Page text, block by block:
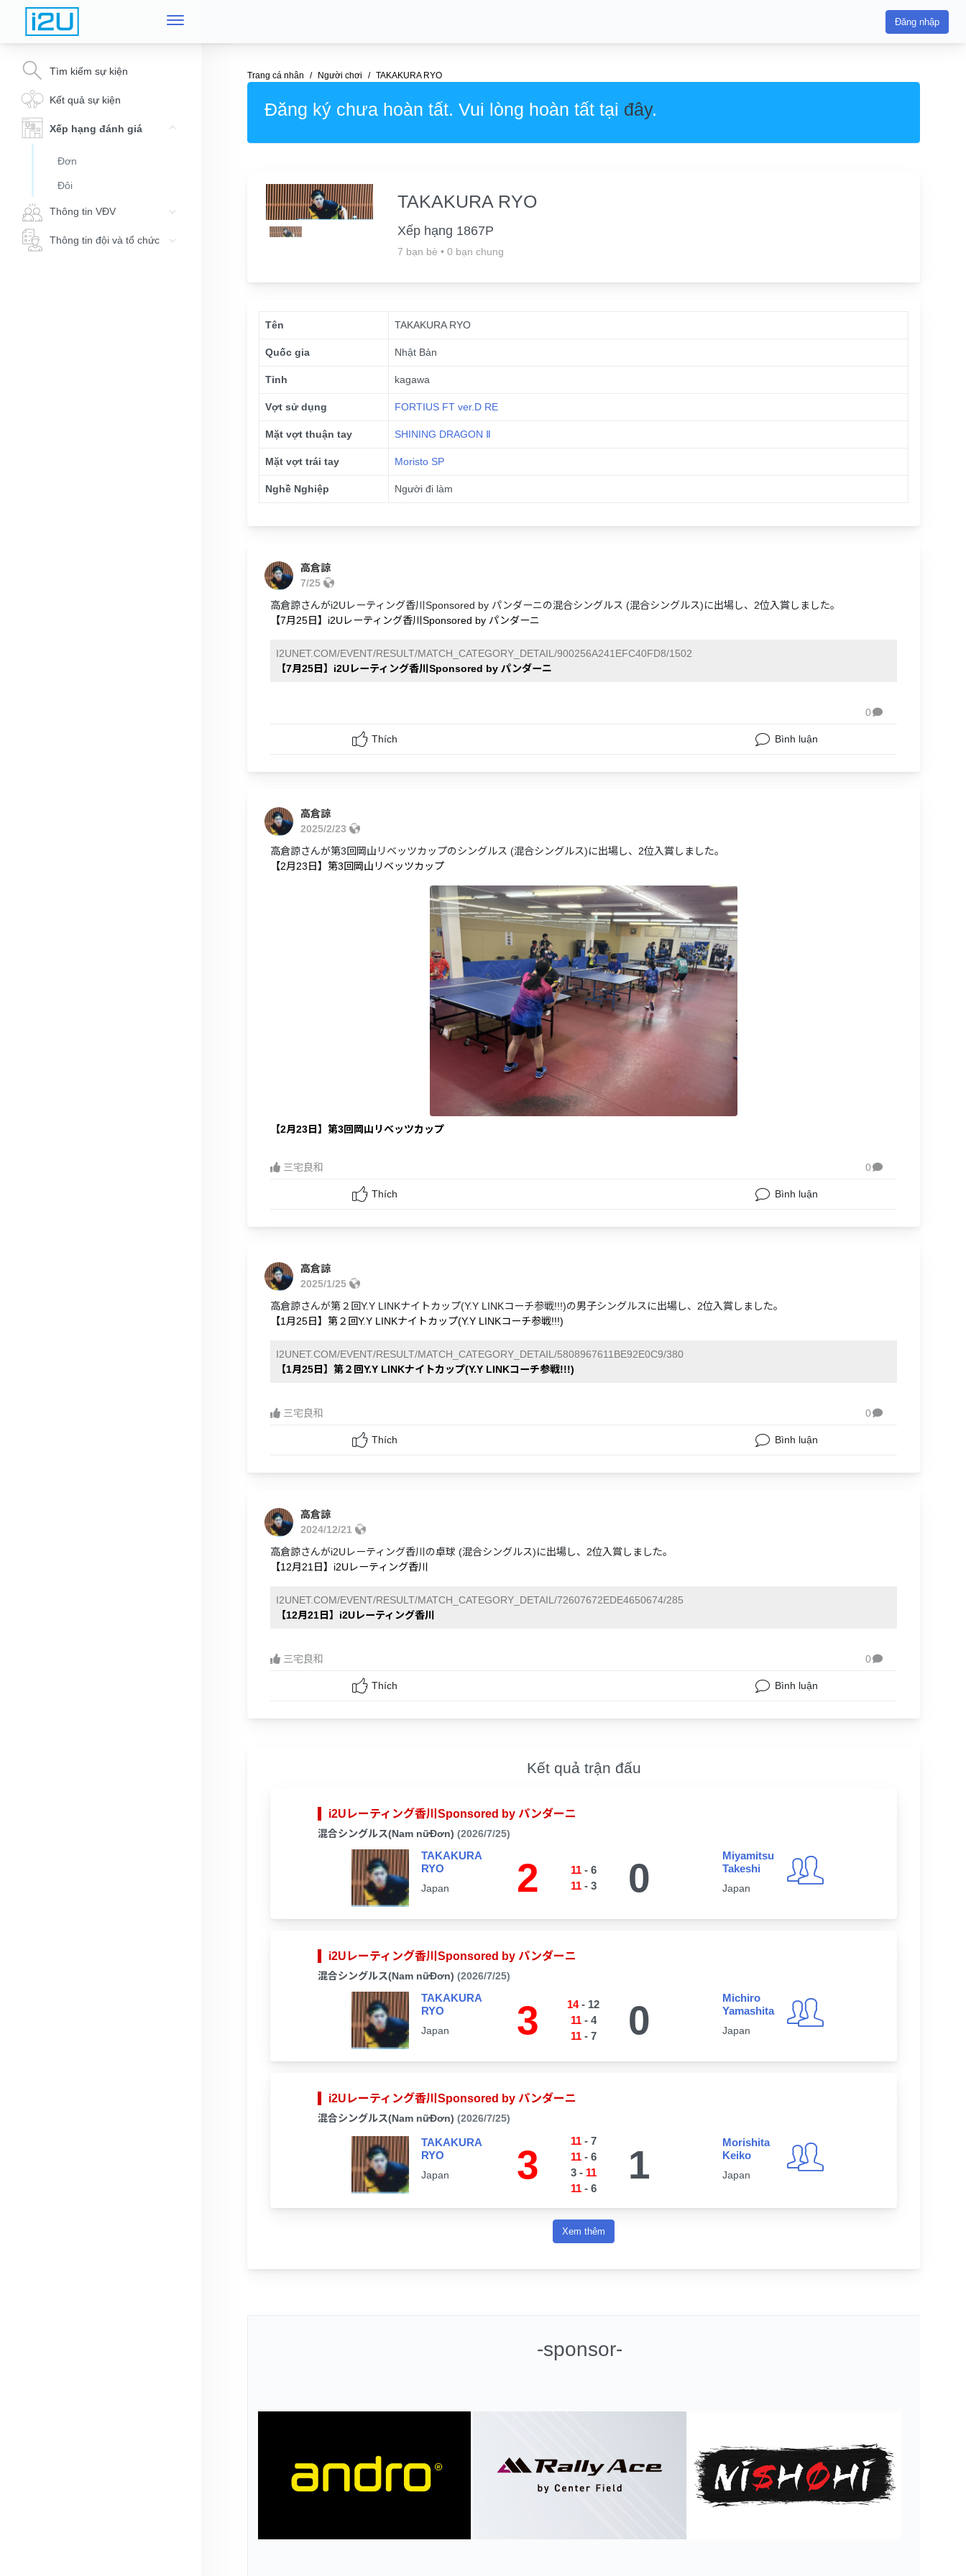
Đăng nhập
Tìm kiếm sự kiện
Kết quả sự kiện
Xếp hạng đánh giá
Đơn
Đôi
Thông tin VĐV
Thông tin đội và tổ chức
Trang cá nhân Người chơi TAKAKURA RYO
Đăng ký chưa hoàn tất. Vui lòng hoàn tất tại đây.
TAKAKURA RYO
Xếp hạng 1867P
7 bạn bè • 0 bạn chung
Tên TAKAKURA RYO
Quốc gia Nhật Bản
Tỉnh kagawa
Vợt sử dụng FORTIUS FT ver.D RE
Mặt vợt thuận tay SHINING DRAGON Ⅱ
Mặt vợt trái tay Moristo SP
Nghề Nghiệp Người đi làm
高倉諒
7/25
高倉諒さんがi2Uレーティング香川Sponsored by パンダーニの混合シングルス (混合シングルス)に出場し、2位入賞しました。
【7月25日】i2Uレーティング香川Sponsored by パンダーニ
I2UNET.COM/EVENT/RESULT/MATCH_CATEGORY_DETAIL/900256A241EFC40FD8/1502
【7月25日】i2Uレーティング香川Sponsored by パンダーニ
0
Thích Bình luận
高倉諒
2025/2/23
高倉諒さんが第3回岡山リベッツカップのシングルス (混合シングルス)に出場し、2位入賞しました。
【2月23日】第3回岡山リベッツカップ
【2月23日】第3回岡山リベッツカップ
三宅良和 0
Thích Bình luận
高倉諒
2025/1/25
高倉諒さんが第２回Y.Y LINKナイトカップ(Y.Y LINKコーチ参戦!!!)の男子シングルスに出場し、2位入賞しました。
【1月25日】第２回Y.Y LINKナイトカップ(Y.Y LINKコーチ参戦!!!)
I2UNET.COM/EVENT/RESULT/MATCH_CATEGORY_DETAIL/5808967611BE92E0C9/380
【1月25日】第２回Y.Y LINKナイトカップ(Y.Y LINKコーチ参戦!!!)
三宅良和 0
Thích Bình luận
高倉諒
2024/12/21
高倉諒さんがi2Uレーティング香川の卓球 (混合シングルス)に出場し、2位入賞しました。
【12月21日】i2Uレーティング香川
I2UNET.COM/EVENT/RESULT/MATCH_CATEGORY_DETAIL/72607672EDE4650674/285
【12月21日】i2Uレーティング香川
三宅良和 0
Thích Bình luận
Kết quả trận đấu
i2Uレーティング香川Sponsored by パンダーニ
混合シングルス(Nam nữĐơn) (2026/7/25)
TAKAKURA
RYO
Japan 2 11- 6
11- 3 0
Miyamitsu
Takeshi
Japan
i2Uレーティング香川Sponsored by パンダーニ
混合シングルス(Nam nữĐơn) (2026/7/25)
TAKAKURA
RYO
Japan 3 14- 12
11- 4
11- 7 0
Michiro
Yamashita
Japan
i2Uレーティング香川Sponsored by パンダーニ
混合シングルス(Nam nữĐơn) (2026/7/25)
TAKAKURA
RYO
Japan 3
11- 7
11- 6
3- 11
11- 6
1
Morishita
Keiko
Japan
Xem thêm
-sponsor-